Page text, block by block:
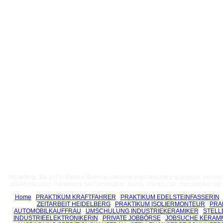
Home
PRAKTIKUM KRAFTFAHRER
PRAKTIKUM EDELSTEINFASSERIN
ZEITARBEIT HEIDELBERG
PRAKTIKUM ISOLIERMONTEUR
AUTOMOBILKAUFFRAU
UMSCHULUNG INDUSTRIEKERAMIKER
INDUSTRIEELEKTRONIKERIN
PRIVATE JOBBÖRSE
JOBSUCHE